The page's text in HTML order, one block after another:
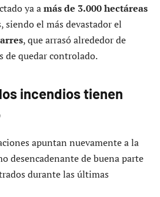
ya amás de 3.000 hectáreas
el más devastador el
, que arrasó alrededor de
de quedar controlado.
incendios tienen
apuntan nuevamente a la
desencadenante de buena parte
durante las últimas